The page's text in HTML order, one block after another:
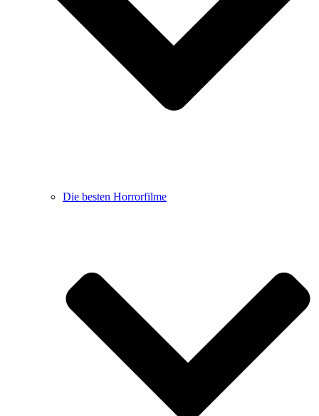
Die besten Horrorfilme